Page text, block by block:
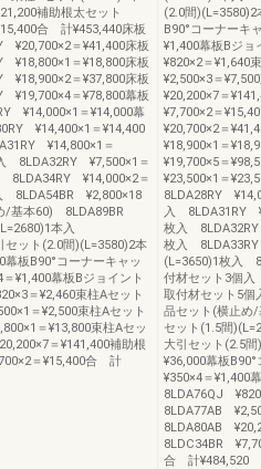
補助根太セット
合 計¥453,440床板
¥20,700×2＝¥41,400床板
¥18,800×1＝¥18,800床板
¥18,900×2＝¥37,800床板
¥19,700×4＝¥78,800幕板
¥14,000×1＝¥14,000幕
¥14,400×1＝¥14,400
¥14,800×1＝
8LDA32RY ¥7,500×1＝
8LDA34RY ¥14,000×2＝
8LDA54BR ¥2,800×18
/基本60) 8LDA89BR
本入
ット(2.0間)(L=3580)2本
板B90°コーナーキャッ
¥1,400幕板Bジョイント
＝¥2,460束柱Aセット
＝¥2,500束柱Aセット
＝¥13,800束柱Aセッ
＝¥141,400補助根
＝¥15,400合 計
(2.0間
B90°コーナー
¥1,400幕板Bジ
¥820×2＝
¥2,500×3＝
¥20,200×7＝
¥7,700×2＝
¥20,700×2＝
¥18,900×1＝
¥19,700×5＝
¥23,500×1＝
8LDA28RY
入 8LDA31RY
枚入 8LDA32RY
枚入 8LDA33RY
(L=3650)1枚入
付材セット3個
取付材セット5
品セット(横止め
セット(1.5間
大引セット(2.5
¥36,000幕板
¥350×4＝¥1,400
8LDA76QJ
8LDA77AB
8LDA80AB
8LDC34BR
合 計¥484,520